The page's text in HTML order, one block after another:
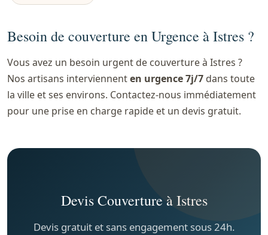
Besoin de couverture en Urgence à Istres ?
Vous avez un besoin urgent de couverture à Istres ?
Nos artisans interviennenten urgence 7j/7 dans toute
la ville et ses environs. Contactez-nous immédiatement
pour une prise en charge rapide et un devis gratuit.
Devis Couverture à Istres
Devis gratuit et sans engagement sous 24h.